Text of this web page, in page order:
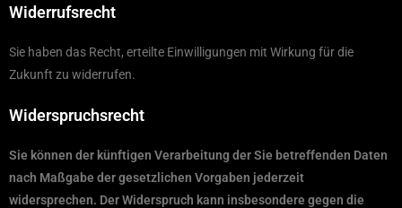
Widerrufsrecht
Sie haben das Recht, erteilte Einwilligungen mit Wirkung für die
Zukunft zu widerrufen.
Widerspruchsrecht
Sie können der künftigen Verarbeitung der Sie betreffenden Daten
nach Maßgabe der gesetzlichen Vorgaben jederzeit
widersprechen. Der Widerspruch kann insbesondere gegen die